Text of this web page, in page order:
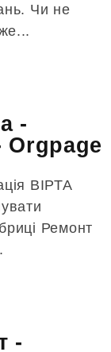
Чи не
-
Orgpage
ВІРТА
Ремонт
-